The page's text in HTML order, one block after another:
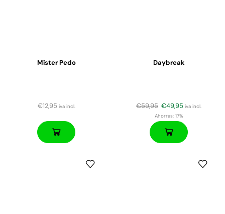
Míster Pedo
€12,95 iva incl.
Daybreak
€59,95 €49,95 iva incl.
Ahorras:17%